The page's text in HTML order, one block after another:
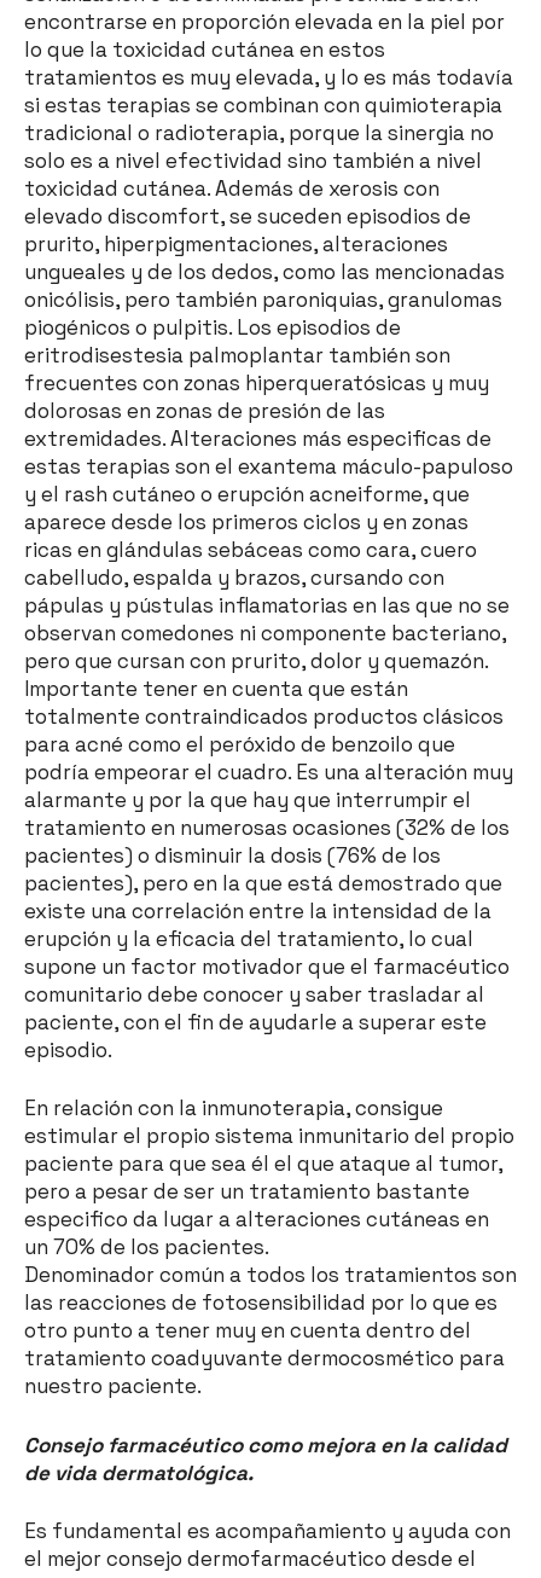
encontrarse en proporción elevada en la piel por
lo que la toxicidad cutánea en estos
tratamientos es muy elevada, y lo es más todavía
si estas terapias se combinan con quimioterapia
tradicional o radioterapia, porque la sinergia no
solo es a nivel efectividad sino también a nivel
toxicidad cutánea. Además de xerosis con
elevado discomfort, se suceden episodios de
prurito, hiperpigmentaciones, alteraciones
ungueales y de los dedos, como las mencionadas
onicólisis, pero también paroniquias, granulomas
piogénicos o pulpitis. Los episodios de
eritrodisestesia palmoplantar también son
frecuentes con zonas hiperqueratósicas y muy
dolorosas en zonas de presión de las
extremidades. Alteraciones más especificas de
estas terapias son el exantema máculo-papuloso
y el rash cutáneo o erupción acneiforme, que
aparece desde los primeros ciclos y en zonas
ricas en glándulas sebáceas como cara, cuero
cabelludo, espalda y brazos, cursando con
pápulas y pústulas inflamatorias en las que no se
observan comedones ni componente bacteriano,
pero que cursan con prurito, dolor y quemazón.
Importante tener en cuenta que están
totalmente contraindicados productos clásicos
para acné como el peróxido de benzoilo que
podría empeorar el cuadro. Es una alteración muy
alarmante y por la que hay que interrumpir el
tratamiento en numerosas ocasiones (32% de los
pacientes) o disminuir la dosis (76% de los
pacientes), pero en la que está demostrado que
existe una correlación entre la intensidad de la
erupción y la eficacia del tratamiento, lo cual
supone un factor motivador que el farmacéutico
comunitario debe conocer y saber trasladar al
paciente, con el fin de ayudarle a superar este
episodio.
En relación con la inmunoterapia, consigue
estimular el propio sistema inmunitario del propio
paciente para que sea él el que ataque al tumor,
pero a pesar de ser un tratamiento bastante
especifico da lugar a alteraciones cutáneas en
un 70% de los pacientes.
Denominador común a todos los tratamientos son
las reacciones de fotosensibilidad por lo que es
otro punto a tener muy en cuenta dentro del
tratamiento coadyuvante dermocosmético para
nuestro paciente.
Consejo farmacéutico como mejora en la calidad
de vida dermatológica.
Es fundamental es acompañamiento y ayuda con
el mejor consejo dermofarmacéutico desde el